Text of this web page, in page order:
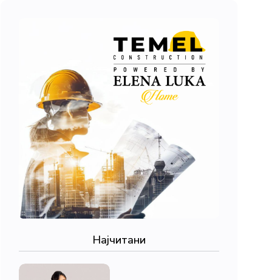
Најчитани